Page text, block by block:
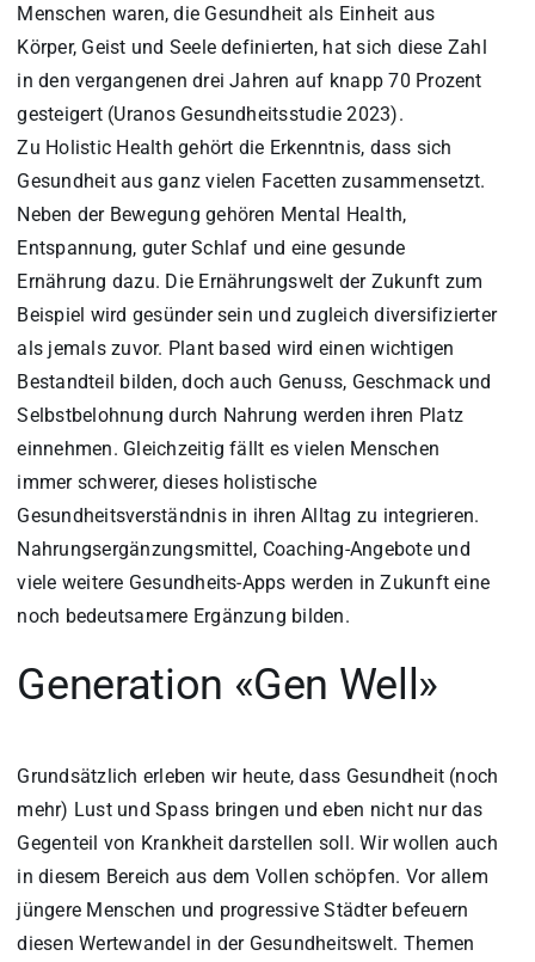
Menschen waren, die Gesundheit als Einheit aus
Körper, Geist und Seele definierten, hat sich diese Zahl
in den vergangenen drei Jahren auf knapp 70 Prozent
gesteigert (Uranos Gesundheitsstudie 2023).
Zu Holistic Health gehört die Erkenntnis, dass sich
Gesundheit aus ganz vielen Facetten zusammensetzt.
Neben der Bewegung gehören Mental Health,
Entspannung, guter Schlaf und eine gesunde
Ernährung dazu. Die Ernährungswelt der Zukunft zum
Beispiel wird gesünder sein und zugleich diversifizierter
als jemals zuvor. Plant based wird einen wichtigen
Bestandteil bilden, doch auch Genuss, Geschmack und
Selbstbelohnung durch Nahrung werden ihren Platz
einnehmen. Gleichzeitig fällt es vielen Menschen
immer schwerer, dieses holistische
Gesundheitsverständnis in ihren Alltag zu integrieren.
Nahrungsergänzungsmittel, Coaching-Angebote und
viele weitere Gesundheits-Apps werden in Zukunft eine
noch bedeutsamere Ergänzung bilden.
Generation «Gen Well»
Grundsätzlich erleben wir heute, dass Gesundheit (noch
mehr) Lust und Spass bringen und eben nicht nur das
Gegenteil von Krankheit darstellen soll. Wir wollen auch
in diesem Bereich aus dem Vollen schöpfen. Vor allem
jüngere Menschen und progressive Städter befeuern
diesen Wertewandel in der Gesundheitswelt. Themen